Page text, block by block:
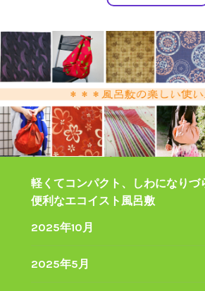
プ
軽くてコンパクト、しわになりづ
便利なエコイスト風呂敷
2025年10月
2025年5月